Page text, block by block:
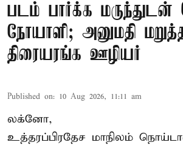
படம் பார்க்க
நோயாளி; அனுமதி
திரையரங்க ஊழியர்
Published on: 10 Aug 2026, 11:11 am
லக்னோ,
உத்தரப்பிரதேச மாநிலம்